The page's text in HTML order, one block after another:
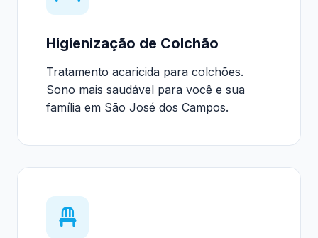
Higienização de Colchão
Tratamento acaricida para colchões.
Sono mais saudável para você e sua
família em São José dos Campos.